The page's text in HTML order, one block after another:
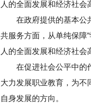
人的全面发展和经济社会
在政府提供的基本公
共服务方面，从单纯保障
人的全面发展和经济社会
在促进社会公平中的
大力发展职业教育，为不
自身发展的方向。